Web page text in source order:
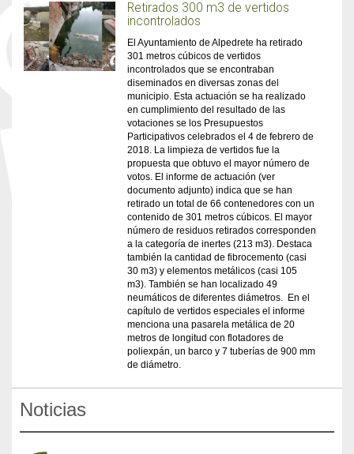
Retirados 300 m3 de vertidos
incontrolados
El Ayuntamiento de Alpedrete ha retirado
301 metros cúbicos de vertidos
incontrolados que se encontraban
diseminados en diversas zonas del
municipio. Esta actuación se ha realizado
en cumplimiento del resultado de las
votaciones se los Presupuestos
Participativos celebrados el 4 de febrero de
2018. La limpieza de vertidos fue la
propuesta que obtuvo el mayor número de
votos. El informe de actuación (ver
documento adjunto) indica que se han
retirado un total de 66 contenedores con un
contenido de 301 metros cúbicos. El mayor
número de residuos retirados corresponden
a la categoría de inertes (213 m3). Destaca
también la cantidad de fibrocemento (casi
30 m3) y elementos metálicos (casi 105
m3). También se han localizado 49
neumáticos de diferentes diámetros. En el
capítulo de vertidos especiales el informe
menciona una pasarela metálica de 20
metros de longitud con flotadores de
poliexpán, un barco y 7 tuberías de 900 mm
de diámetro.
Noticias